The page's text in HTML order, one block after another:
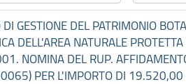
DEL PATRIMONIO
DELL'AREA NATURALE
NOMINA DEL RUP.
PER L'IMPORTO DI 19.520,00